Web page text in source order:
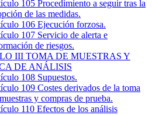
105 Procedimiento a seguir tras la
de las medidas.
106 Ejecución forzosa.
107 Servicio de alerta e
de riesgos.
III TOMA DE MUESTRAS Y
DE ANÁLISIS
108 Supuestos.
109 Costes derivados de la toma
y compras de prueba.
110 Efectos de los análisis